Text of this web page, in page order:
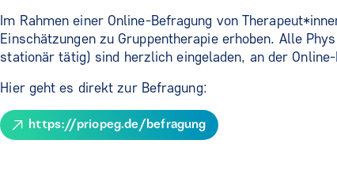
Im Rahmen einer Online-Befragung von
Einschätzungen zu Gruppentherapie erhoben. Alle
stationär tätig) sind herzlich eingeladen, an der
Hier geht es direkt zur Befragung:
https://priopeg.de/befragung